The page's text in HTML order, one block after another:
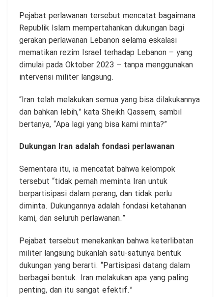
Pejabat perlawanan tersebut mencatat bagaimana
Republik Islam mempertahankan dukungan bagi
gerakan perlawanan Lebanon selama eskalasi
mematikan rezim Israel terhadap Lebanon – yang
dimulai pada Oktober 2023 – tanpa menggunakan
intervensi militer langsung.
“Iran telah melakukan semua yang bisa dilakukannya
dan bahkan lebih,” kata Sheikh Qassem, sambil
bertanya, “Apa lagi yang bisa kami minta?”
Dukungan Iran adalah fondasi perlawanan
Sementara itu, ia mencatat bahwa kelompok
tersebut “tidak pernah meminta Iran untuk
berpartisipasi dalam perang, dan tidak perlu
diminta. Dukungannya adalah fondasi ketahanan
kami, dan seluruh perlawanan.”
Pejabat tersebut menekankan bahwa keterlibatan
militer langsung bukanlah satu-satunya bentuk
dukungan yang berarti. “Partisipasi datang dalam
berbagai bentuk. Iran melakukan apa yang paling
penting, dan itu sangat efektif.”